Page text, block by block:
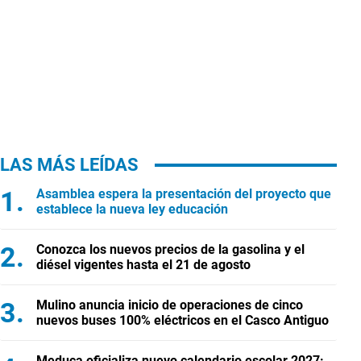
LAS MÁS LEÍDAS
Asamblea espera la presentación del proyecto que
establece la nueva ley educación
Conozca los nuevos precios de la gasolina y el
diésel vigentes hasta el 21 de agosto
Mulino anuncia inicio de operaciones de cinco
nuevos buses 100% eléctricos en el Casco Antiguo